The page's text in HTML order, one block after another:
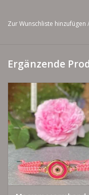
Zur Wunschliste hinzufügen /
Ergänzende